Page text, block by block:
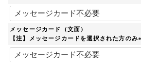
須
)
メッセージカード（文面）
【注】メッセージカードを選択された方のみ